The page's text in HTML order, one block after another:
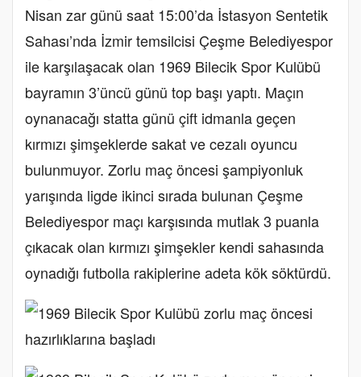
Nisan zar günü saat 15:00’da İstasyon Sentetik
Sahası’nda İzmir temsilcisi Çeşme Belediyespor
ile karşılaşacak olan 1969 Bilecik Spor Kulübü
bayramın 3’üncü günü top başı yaptı. Maçın
oynanacağı statta günü çift idmanla geçen
kırmızı şimşeklerde sakat ve cezalı oyuncu
bulunmuyor. Zorlu maç öncesi şampiyonluk
yarışında ligde ikinci sırada bulunan Çeşme
Belediyespor maçı karşısında mutlak 3 puanla
çıkacak olan kırmızı şimşekler kendi sahasında
oynadığı futbolla rakiplerine adeta kök söktürdü.